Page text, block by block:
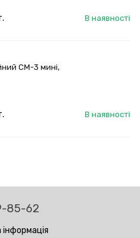
В наявності
СМ-3 мині,
В наявності
85-62